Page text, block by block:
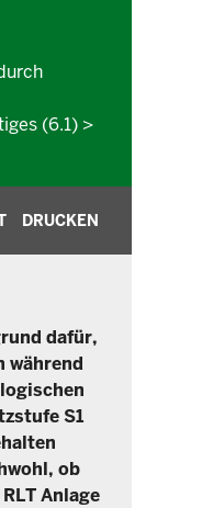
(6.1) >
DRUCKEN
dafür,
während
S1
ob
Anlage